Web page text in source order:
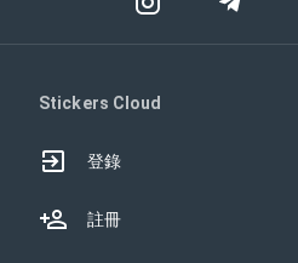
Stickers Cloud
登錄
註冊